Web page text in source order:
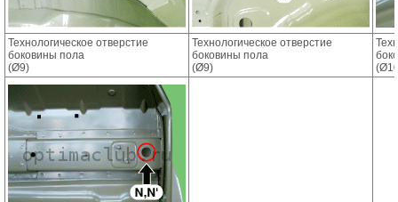
Технологическое отверстие
боковины пола
(Ø9)
Технологическое отверстие
боковины пола
(Ø9)